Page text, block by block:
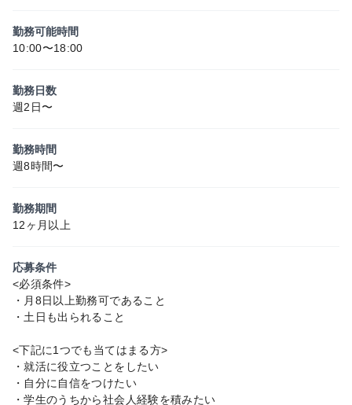
勤務可能時間
10:00〜18:00
勤務日数
週2日〜
勤務時間
週8時間〜
勤務期間
12ヶ月以上
応募条件
<必須条件>
・月8日以上勤務可であること
・土日も出られること
<下記に1つでも当てはまる方>
・就活に役立つことをしたい
・自分に自信をつけたい
・学生のうちから社会人経験を積みたい